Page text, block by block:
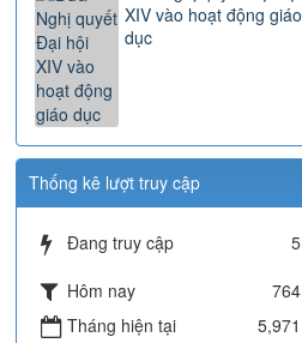
XIV vào hoạt động giáo
dục
Thống kê lượt truy cập
Đang truy cập
5
Hôm nay
764
Tháng hiện tại
5,971